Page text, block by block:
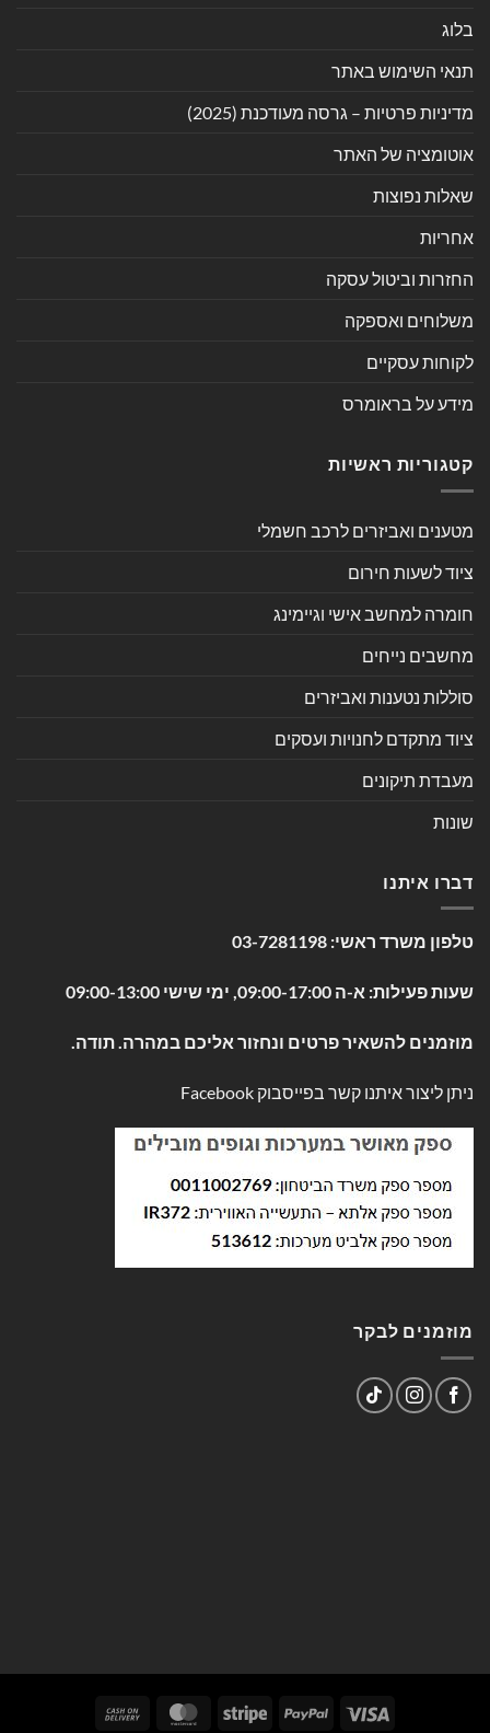
בלוג
תנאי השימוש באתר
מדיניות פרטיות – גרסה מעודכנת (2025)
אוטומציה של האתר
שאלות נפוצות
אחריות
החזרות וביטול עסקה
משלוחים ואספקה
לקוחות עסקיים
מידע על בראומרס
קטגוריות ראשיות
מטענים ואביזרים לרכב חשמלי
ציוד לשעות חירום
חומרה למחשב אישי וגיימינג
מחשבים נייחים
סוללות נטענות ואביזרים
ציוד מתקדם לחנויות ועסקים
מעבדת תיקונים
שונות
דברו איתנו
טלפון משרד ראשי: 03-7281198
שעות פעילות: א-ה 09:00-17:00, ימי שישי 09:00-13:00
מוזמנים להשאיר פרטים ונחזור אליכם במהרה. תודה.
ניתן ליצור איתנו קשר בפייסבוק Facebook
מוזמנים לבקר
Visa
PayPal
Stripe
MasterCard